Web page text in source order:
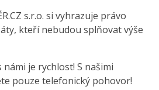
s.r.o. si vyhrazuje právo
kteří nebudou splňovat výše
je rychlost! S našimi
pouze telefonický pohovor!